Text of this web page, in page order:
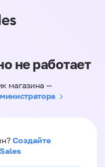
не работает
магазина —
Создайте